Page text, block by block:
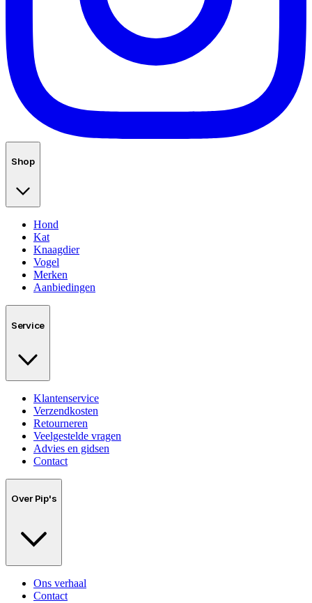
Shop
Hond
Kat
Knaagdier
Vogel
Merken
Aanbiedingen
Service
Klantenservice
Verzendkosten
Retourneren
Veelgestelde vragen
Advies en gidsen
Contact
Over Pip's
Ons verhaal
Contact